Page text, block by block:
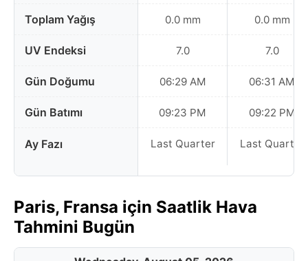
Toplam Yağış
UV Endeksi
Gün Doğumu
Gün Batımı
Ay Fazı
0.0 mm
7.0
06:29 AM
09:23 PM
Last Quarter
0.0 mm
7.0
06:31 AM
09:22 PM
Last Quarter
Paris, Fransa için Saatlik Hava
Tahmini Bugün